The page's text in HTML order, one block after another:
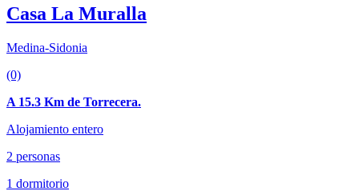
Casa La Muralla
Medina-Sidonia
(0)
A 15.3 Km de Torrecera.
Alojamiento entero
2 personas
1 dormitorio